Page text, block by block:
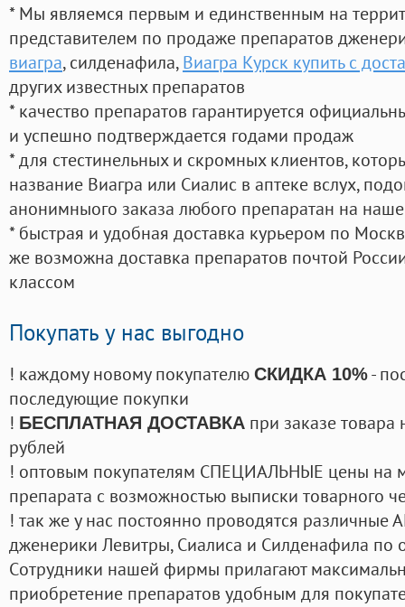
* Мы являемся первым и единственным на
представителем по продаже препаратов
виагра, силденафила, Виагра Курск купить с
других известных препаратов
* качество препаратов гарантируется
и успешно подтверждается годами продаж
* для стестинельных и скромных клиентов,
название Виагра или Сиалис в аптеке вслух,
анонимныого заказа любого препаратан на
* быстрая и удобная доставка курьером по
же возможна доставка препаратов почтой
классом
Покупать у нас выгодно
! каждому новому покупателю СКИДКА 10%-
последующие покупки
! БЕСПЛАТНАЯ ДОСТАВКА при заказе
рублей
! оптовым покупателям СПЕЦИАЛЬНЫЕ цены на
препарата с возможностью выписки товарного
! так же у нас постоянно проводятся
дженерики Левитры, Сиалиса и Силденафила по
Cотрудники нашей фирмы прилагают
приобретение препаратов удобным для